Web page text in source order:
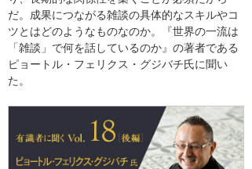
だ。成果につながる雑談の具体的なスキルやコ
ツとはどのようなものなのか。『世界の一流は
「雑談」で何を話しているのか』の著者である
ピョートル・フェリクス・グジバチ氏に聞い
た。